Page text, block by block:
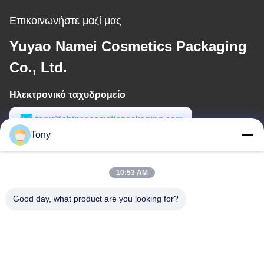
Επικοινωνήστε μαζί μας
Yuyao Namei Cosmetics Packaging
Co., Ltd.
Ηλεκτρονικό ταχυδρομείο
tony@chinacosmeticpackaging.com
Εργασιακό χρόνο
Tony
10:53 AM
Good day, what product are you looking for?